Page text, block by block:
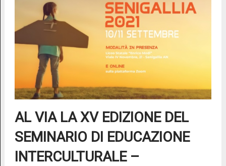
AL VIA LA XV EDIZIONE DEL
SEMINARIO DI EDUCAZIONE
INTERCULTURALE –